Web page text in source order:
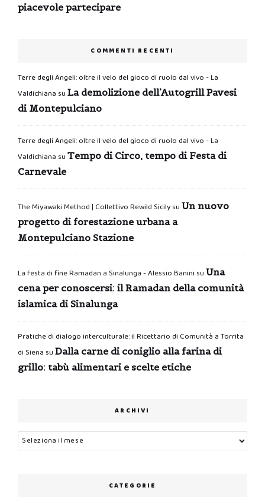
piacevole partecipare
COMMENTI RECENTI
Terre degli Angeli: oltre il velo del gioco di ruolo dal vivo - La
Valdichiana su La demolizione dell’Autogrill Pavesi
di Montepulciano
Terre degli Angeli: oltre il velo del gioco di ruolo dal vivo - La
Valdichiana su Tempo di Circo, tempo di Festa di
Carnevale
The Miyawaki Method | Collettivo Rewild Sicilysu Un nuovo
progetto di forestazione urbana a
Montepulciano Stazione
La festa di fine Ramadan a Sinalunga - Alessio Banini su Una
cena per conoscersi: il Ramadan della comunità
islamica di Sinalunga
Pratiche di dialogo interculturale: il Ricettario di Comunità a Torrita
di Siena su Dalla carne di coniglio alla farina di
grillo: tabù alimentari e scelte etiche
ARCHIVI
Archivi
CATEGORIE